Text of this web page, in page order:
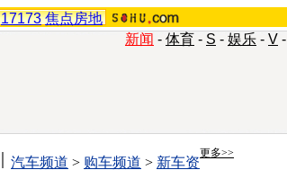
17173 焦点房地
新闻 - 体育 - S - 娱乐 - V -
更多>>
汽车频道 > 购车频道 > 新车资